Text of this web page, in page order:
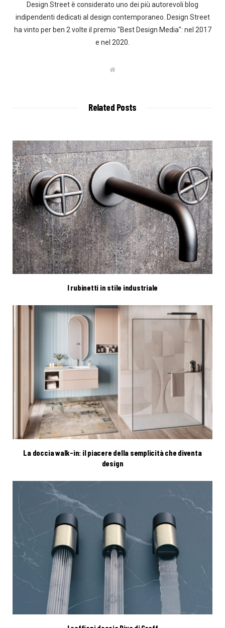
Design Street è considerato uno dei più autorevoli blog
indipendenti dedicati al design contemporaneo. Design Street
ha vinto per ben 2 volte il premio "Best Design Media": nel 2017
e nel 2020.
W
Related Posts
I rubinetti in stile industriale
La doccia walk-in: il piacere della semplicità che diventa
design